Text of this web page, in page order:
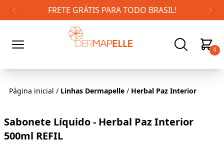
FRETE GRÁTIS PARA TODO BRASIL!
0
Página inicial / Linhas Dermapelle / Herbal Paz Interior
Sabonete Líquido - Herbal Paz Interior
500ml REFIL